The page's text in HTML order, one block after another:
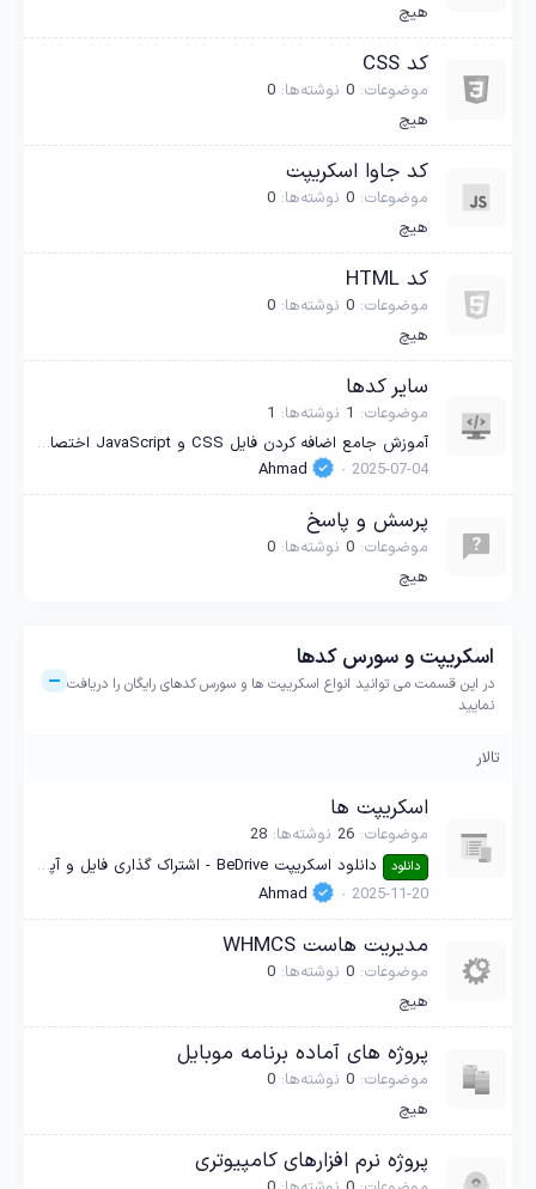
هیچ
کد CSS
موضوعات 0 نوشته‌ها 0
هیچ
کد جاوا اسکریپت
موضوعات 0 نوشته‌ها 0
هیچ
کد HTML
موضوعات 0 نوشته‌ها 0
هیچ
سایر کدها
موضوعات 1 نوشته‌ها 1
آموزش جامع اضافه کردن فایل CSS و JavaScript اختصاصی به قالب XenForo (انجمن ساز زنفورو)
2025-07-04
Ahmad
پرسش و پاسخ
موضوعات 0 نوشته‌ها 0
هیچ
اسکریپت و سورس کدها
در این قسمت می توانید انواع اسکریپت ها و سورس کدهای رایگان را دریافت
نمایید
تالار
اسکریپت ها
موضوعات 26 نوشته‌ها 28
دانلود
دانلود اسکریپت BeDrive - اشتراک گذاری فایل و آپلودسنتر ابری مشابه گوگل درایو نال شده
2025-11-20
Ahmad
مدیریت هاست WHMCS
موضوعات 0 نوشته‌ها 0
هیچ
پروژه های آماده برنامه موبایل
موضوعات 0 نوشته‌ها 0
هیچ
پروژه نرم افزارهای کامپیوتری